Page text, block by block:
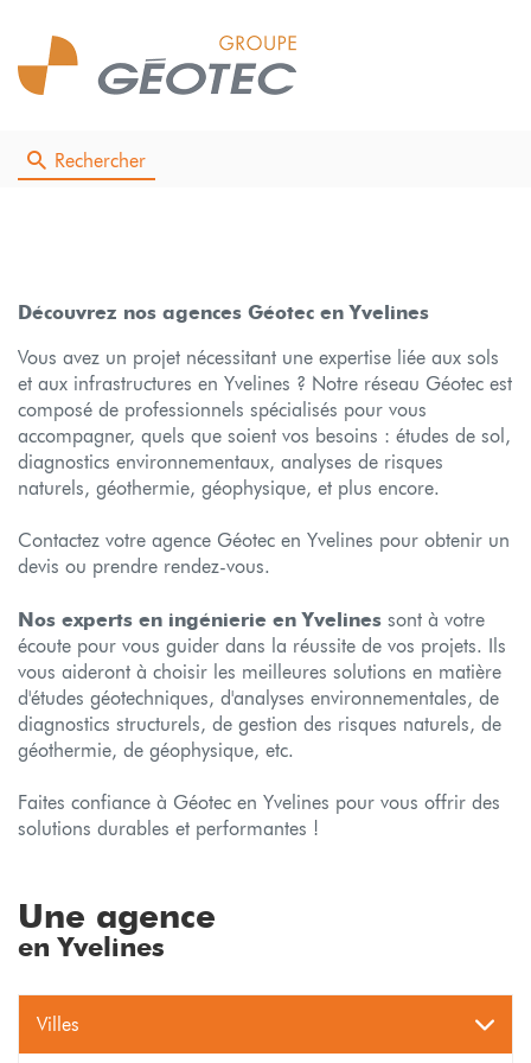
Rechercher
Découvrez nos agences Géotec en Yvelines
Vous avez un projet nécessitant une expertise liée aux sols
et aux infrastructures en Yvelines ? Notre réseau Géotec est
composé de professionnels spécialisés pour vous
accompagner, quels que soient vos besoins : études de sol,
diagnostics environnementaux, analyses de risques
naturels, géothermie, géophysique, et plus encore.
Contactez votre agence Géotec en Yvelines pour obtenir un
devis ou prendre rendez-vous.
Nos experts en ingénierie en Yvelines sont à votre
écoute pour vous guider dans la réussite de vos projets. Ils
vous aideront à choisir les meilleures solutions en matière
d'études géotechniques, d'analyses environnementales, de
diagnostics structurels, de gestion des risques naturels, de
géothermie, de géophysique, etc.
Faites confiance à Géotec en Yvelines pour vous offrir des
solutions durables et performantes !
Une agence
en Yvelines
Villes